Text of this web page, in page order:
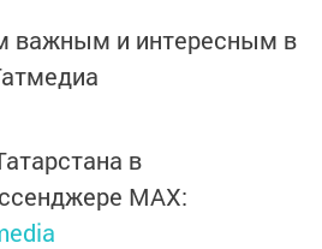
важным и интересным в
в
MАХ: